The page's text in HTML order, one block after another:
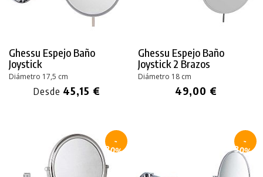
Ghessu Espejo Baño
Joystick
Diámetro 17,5 cm
Desde 45,15 €
Ghessu Espejo Baño
Joystick 2 Brazos
Diámetro 18 cm
49,00 €
-
30%
-
30%